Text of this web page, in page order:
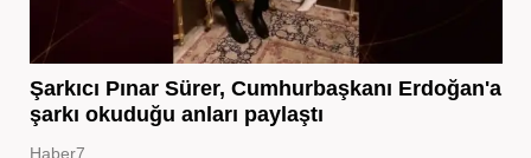
Şarkıcı Pınar Sürer, Cumhurbaşkanı Erdoğan'a
şarkı okuduğu anları paylaştı
Haber7